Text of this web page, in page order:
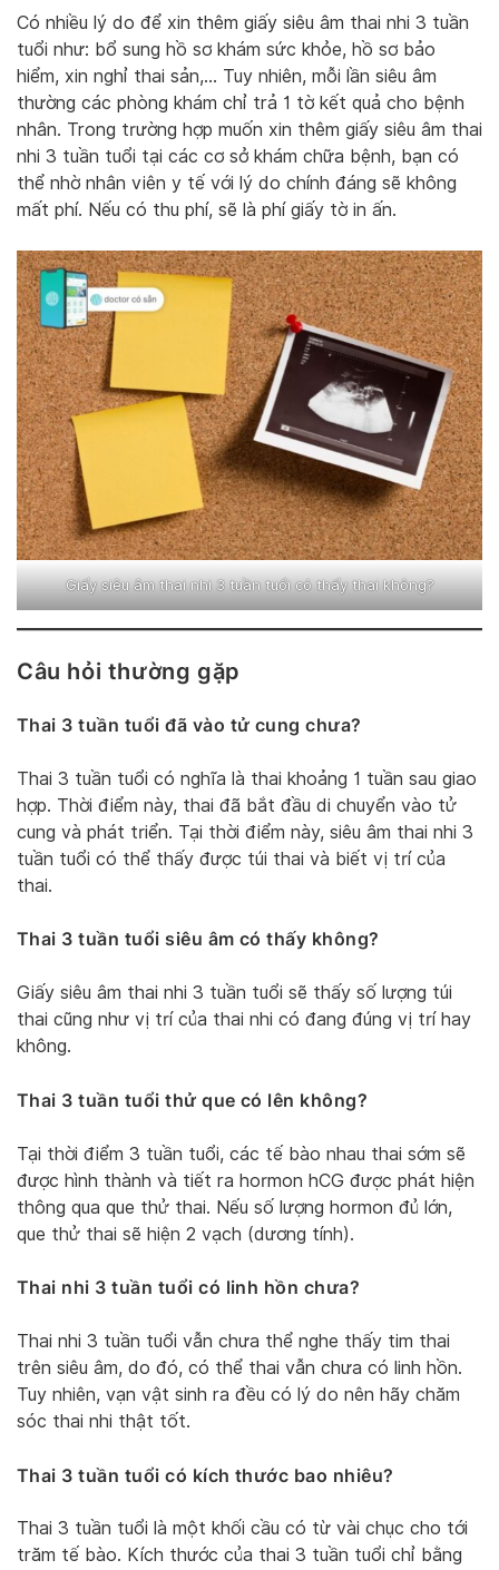
Có nhiều lý do để xin thêm giấy siêu âm thai nhi 3 tuần
tuổi như: bổ sung hồ sơ khám sức khỏe, hồ sơ bảo
hiểm, xin nghỉ thai sản,… Tuy nhiên, mỗi lần siêu âm
thường các phòng khám chỉ trả 1 tờ kết quả cho bệnh
nhân. Trong trường hợp muốn xin thêm giấy siêu âm thai
nhi 3 tuần tuổi tại các cơ sở khám chữa bệnh, bạn có
thể nhờ nhân viên y tế với lý do chính đáng sẽ không
mất phí. Nếu có thu phí, sẽ là phí giấy tờ in ấn.
Giấy siêu âm thai nhi 3 tuần tuổi có thấy thai không?
Câu hỏi thường gặp
Thai 3 tuần tuổi đã vào tử cung chưa?
Thai 3 tuần tuổi có nghĩa là thai khoảng 1 tuần sau giao
hợp. Thời điểm này, thai đã bắt đầu di chuyển vào tử
cung và phát triển. Tại thời điểm này, siêu âm thai nhi 3
tuần tuổi có thể thấy được túi thai và biết vị trí của
thai.
Thai 3 tuần tuổi siêu âm có thấy không?
Giấy siêu âm thai nhi 3 tuần tuổi sẽ thấy số lượng túi
thai cũng như vị trí của thai nhi có đang đúng vị trí hay
không.
Thai 3 tuần tuổi thử que có lên không?
Tại thời điểm 3 tuần tuổi, các tế bào nhau thai sớm sẽ
được hình thành và tiết ra hormon hCG được phát hiện
thông qua que thử thai. Nếu số lượng hormon đủ lớn,
que thử thai sẽ hiện 2 vạch (dương tính).
Thai nhi 3 tuần tuổi có linh hồn chưa?
Thai nhi 3 tuần tuổi vẫn chưa thể nghe thấy tim thai
trên siêu âm, do đó, có thể thai vẫn chưa có linh hồn.
Tuy nhiên, vạn vật sinh ra đều có lý do nên hãy chăm
sóc thai nhi thật tốt.
Thai 3 tuần tuổi có kích thước bao nhiêu?
Thai 3 tuần tuổi là một khối cầu có từ vài chục cho tới
trăm tế bào. Kích thước của thai 3 tuần tuổi chỉ bằng